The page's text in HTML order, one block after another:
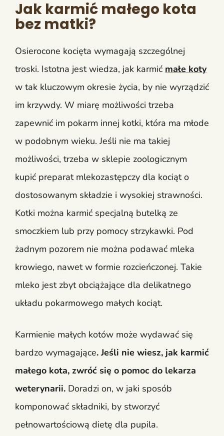
Jak karmić małego kota
bez matki?
Osierocone kocięta wymagają szczególnej
troski. Istotna jest wiedza, jak karmić małe koty
w tak kluczowym okresie życia, by nie wyrządzić
im krzywdy. W miarę możliwości trzeba
zapewnić im pokarm innej kotki, która ma młode
w podobnym wieku. Jeśli nie ma takiej
możliwości, trzeba w sklepie zoologicznym
kupić preparat mlekozastępczy dla kociąt o
dostosowanym składzie i wysokiej strawności.
Kotki można karmić specjalną butelką ze
smoczkiem lub przy pomocy strzykawki. Pod
żadnym pozorem nie można podawać mleka
krowiego, nawet w formie rozcieńczonej. Takie
mleko jest zbyt obciążające dla delikatnego
układu pokarmowego małych kociąt.
Karmienie małych kotów może wydawać się
bardzo wymagające. Jeśli nie wiesz, jak karmić
małego kota, zwróć się o pomoc do lekarza
weterynarii. Doradzi on, w jaki sposób
komponować składniki, by stworzyć
pełnowartościową dietę dla pupila.